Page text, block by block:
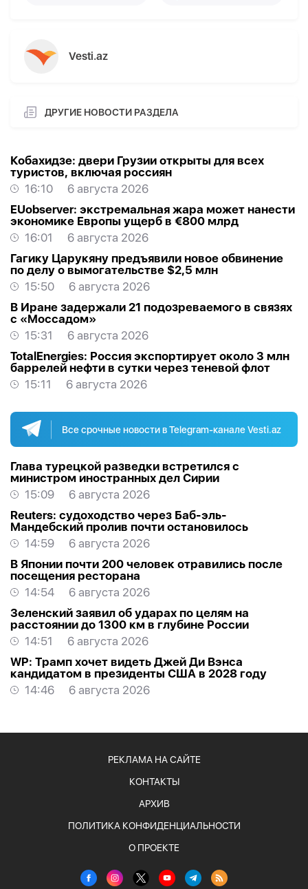
Vesti.az
ДРУГИЕ НОВОСТИ РАЗДЕЛА
Кобахидзе: двери Грузии открыты для всех
туристов, включая россиян
16:10
6 августа 2026
EUobserver: экстремальная жара может нанести
экономике Европы ущерб в €800 млрд
16:01
6 августа 2026
Гагику Царукяну предъявили новое обвинение
по делу о вымогательстве $2,5 млн
15:50
6 августа 2026
В Иране задержали 21 подозреваемого в связях
с «Моссадом»
15:31
6 августа 2026
TotalEnergies: Россия экспортирует около 3 млн
баррелей нефти в сутки через теневой флот
15:11
6 августа 2026
Все срочные новости в Telegram-канале Vesti.az
Глава турецкой разведки встретился с
министром иностранных дел Сирии
15:09
6 августа 2026
Reuters: судоходство через Баб-эль-
Мандебский пролив почти остановилось
14:59
6 августа 2026
В Японии почти 200 человек отравились после
посещения ресторана
14:54
6 августа 2026
Зеленский заявил об ударах по целям на
расстоянии до 1300 км в глубине России
14:51
6 августа 2026
WP: Трамп хочет видеть Джей Ди Вэнса
кандидатом в президенты США в 2028 году
14:46
6 августа 2026
РЕКЛАМА НА САЙТЕ
КОНТАКТЫ
АРХИВ
ПОЛИТИКА КОНФИДЕНЦИАЛЬНОСТИ
О ПРОЕКТЕ